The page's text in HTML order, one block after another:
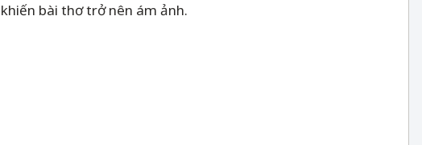
bài thơ trở nên ám ảnh.